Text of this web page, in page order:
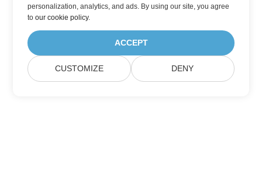
personalization, analytics, and ads. By using our site, you agree
toour cookie policy.
ACCEPT
CUSTOMIZE DENY